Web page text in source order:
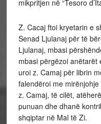
mikpritjen në “Tesoro
Z. Cacaj ftoi kryetarin e
Senad Ljulanaj për të
Ljulanaj, mbasi
mbasi përgëzoi anëtarët
uroi z. Camaj për librin
falendëroi me
z. Camaj, të cilët,
punuan dhe dhanë
shqiptar në Mal të Zi.